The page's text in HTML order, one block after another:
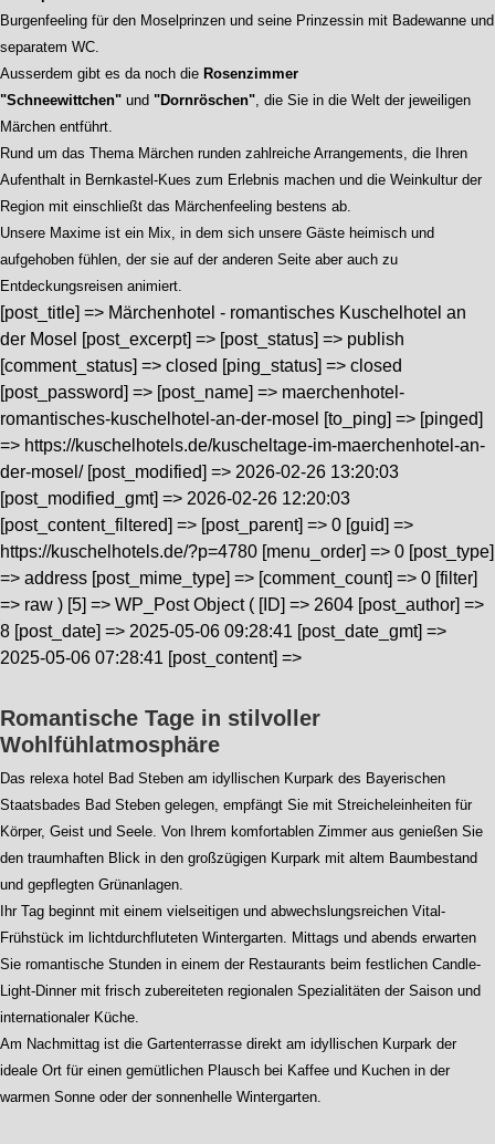
Burgenfeeling für den Moselprinzen und seine Prinzessin mit Badewanne und
separatem WC.
Ausserdem gibt es da noch die Rosenzimmer
"Schneewittchen" und "Dornröschen", die Sie in die Welt der jeweiligen
Märchen entführt.
Rund um das Thema Märchen runden zahlreiche Arrangements, die Ihren
Aufenthalt in Bernkastel-Kues zum Erlebnis machen und die Weinkultur der
Region mit einschließt das Märchenfeeling bestens ab.
Unsere Maxime ist ein Mix, in dem sich unsere Gäste heimisch und
aufgehoben fühlen, der sie auf der anderen Seite aber auch zu
Entdeckungsreisen animiert.
[post_title] => Märchenhotel - romantisches Kuschelhotel an
der Mosel [post_excerpt] => [post_status] => publish
[comment_status] => closed [ping_status] => closed
[post_password] => [post_name] => maerchenhotel-
romantisches-kuschelhotel-an-der-mosel [to_ping] => [pinged]
=> https://kuschelhotels.de/kuscheltage-im-maerchenhotel-an-
der-mosel/ [post_modified] => 2026-02-26 13:20:03
[post_modified_gmt] => 2026-02-26 12:20:03
[post_content_filtered] => [post_parent] => 0 [guid] =>
https://kuschelhotels.de/?p=4780 [menu_order] => 0 [post_type]
=> address [post_mime_type] => [comment_count] => 0 [filter]
=> raw ) [5] => WP_Post Object ( [ID] => 2604 [post_author] =>
8 [post_date] => 2025-05-06 09:28:41 [post_date_gmt] =>
2025-05-06 07:28:41 [post_content] =>
Romantische Tage in stilvoller
Wohlfühlatmosphäre
Das relexa hotel Bad Steben am idyllischen Kurpark des Bayerischen
Staatsbades Bad Steben gelegen, empfängt Sie mit Streicheleinheiten für
Körper, Geist und Seele. Von Ihrem komfortablen Zimmer aus genießen Sie
den traumhaften Blick in den großzügigen Kurpark mit altem Baumbestand
und gepflegten Grünanlagen.
Ihr Tag beginnt mit einem vielseitigen und abwechslungsreichen Vital-
Frühstück im lichtdurchfluteten Wintergarten. Mittags und abends erwarten
Sie romantische Stunden in einem der Restaurants beim festlichen Candle-
Light-Dinner mit frisch zubereiteten regionalen Spezialitäten der Saison und
internationaler Küche.
Am Nachmittag ist die Gartenterrasse direkt am idyllischen Kurpark der
ideale Ort für einen gemütlichen Plausch bei Kaffee und Kuchen in der
warmen Sonne oder der sonnenhelle Wintergarten.